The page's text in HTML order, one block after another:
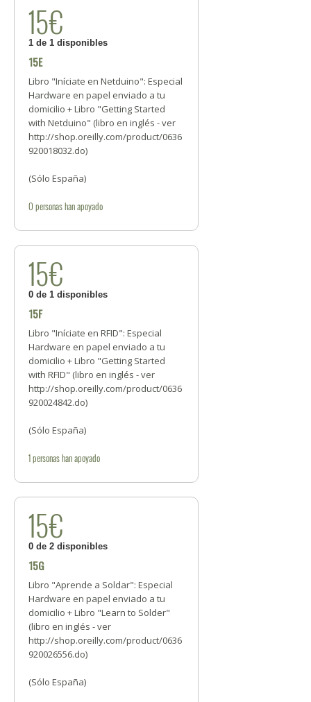
15€
1 de 1 disponibles
15E
Libro "Iníciate en Netduino": Especial
Hardware en papel enviado a tu
domicilio + Libro "Getting Started
with Netduino" (libro en inglés - ver
http://shop.oreilly.com/product/0636
920018032.do)
(Sólo España)
0 personashan apoyado
15€
0 de 1 disponibles
15F
Libro "Iníciate en RFID": Especial
Hardware en papel enviado a tu
domicilio + Libro "Getting Started
with RFID" (libro en inglés - ver
http://shop.oreilly.com/product/0636
920024842.do)
(Sólo España)
1personashan apoyado
15€
0 de 2 disponibles
15G
Libro "Aprende a Soldar": Especial
Hardware en papel enviado a tu
domicilio + Libro "Learn to Solder"
(libro en inglés - ver
http://shop.oreilly.com/product/0636
920026556.do)
(Sólo España)